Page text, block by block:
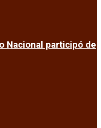
Nacional participó de